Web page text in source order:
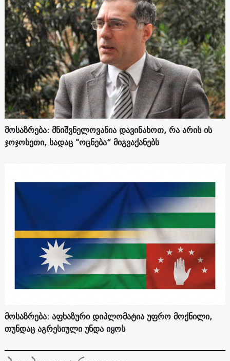
მოსაზრება: მნიშვნელოვანია დავინახოთ, რა არის ის
ჯოჯოხეთი, სადაც "ოცნება“ მიგვაქანებს
მოსაზრება: აფხაზური დიპლომატია უფრო მოქნილი,
თუნდაც აგრესიული უნდა იყოს